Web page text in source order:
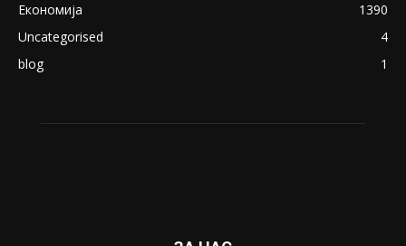
Економија
1390
Uncategorised
4
blog
1